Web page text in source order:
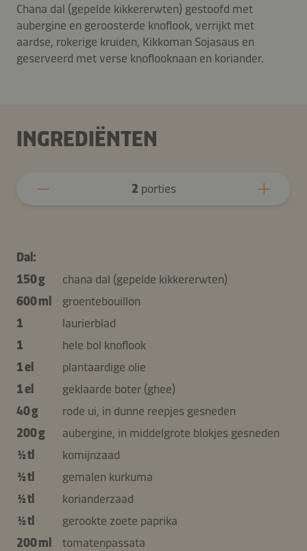
Chana dal (gepelde kikkererwten) gestoofd met
aubergine en geroosterde knoflook, verrijkt met
aardse, rokerige kruiden, Kikkoman Sojasaus en
geserveerd met verse knoflooknaan en koriander.
INGREDIËNTEN
2 porties
Dal:
150 g
chana dal (gepelde kikkererwten)
600 ml
groentebouillon
1
laurierblad
1
hele bol knoflook
1 el
plantaardige olie
1 el
geklaarde boter (ghee)
40 g
rode ui, in dunne reepjes gesneden
200 g
aubergine, in middelgrote blokjes gesneden
½ tl
komijnzaad
½ tl
gemalen kurkuma
½ tl
korianderzaad
½ tl
gerookte zoete paprika
200 ml
tomatenpassata